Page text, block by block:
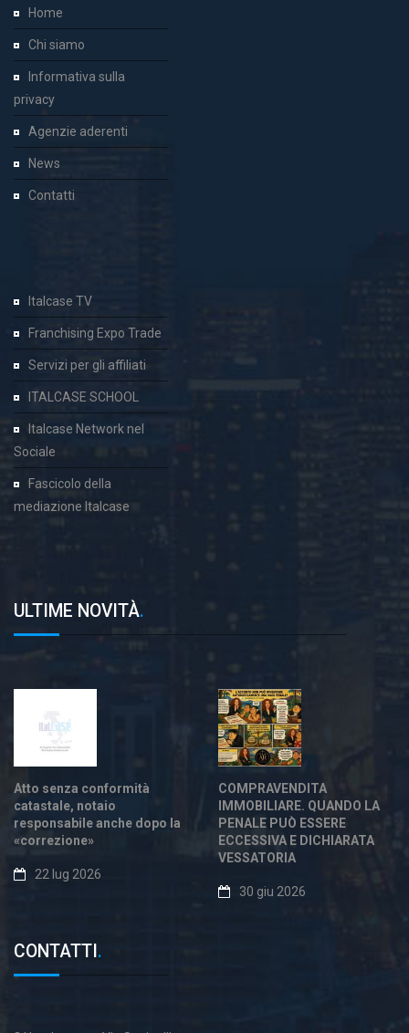
Home
Chi siamo
Informativa sulla
privacy
Agenzie aderenti
News
Contatti
Italcase TV
Franchising Expo Trade
Servizi per gli affiliati
ITALCASE SCHOOL
Italcase Network nel
Sociale
Fascicolo della
mediazione Italcase
ULTIME NOVITÀ.
Atto senza conformità
catastale, notaio
responsabile anche dopo la
«correzione»
22 lug 2026
COMPRAVENDITA
IMMOBILIARE. QUANDO LA
PENALE PUÒ ESSERE
ECCESSIVA E DICHIARATA
VESSATORIA
30 giu 2026
CONTATTI .